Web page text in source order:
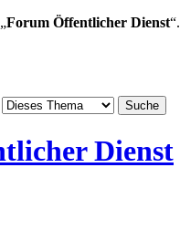
Forum Öffentlicher Dienst“.